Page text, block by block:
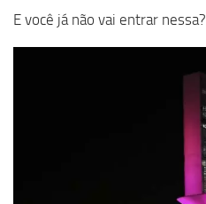
E você já não vai entrar nessa?